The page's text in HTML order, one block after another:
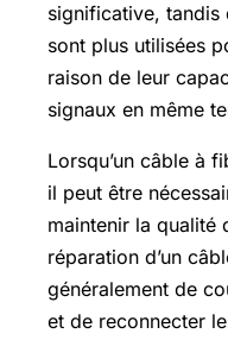
significative, tandis
sont plus utilisées
raison de leur
signaux en même
Lorsqu’un câble à
il peut être
maintenir la qualité
réparation d’un
généralement de
et de reconnecter